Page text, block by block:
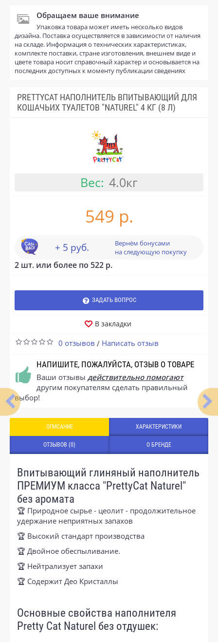
Обращаем ваше внимание
Упаковка товара может иметь несколько видов
дизайна. Поставка осуществляется в зависимости от наличия
на складе. Информация о технических характеристиках,
комплекте поставки, стране изготовления, внешнем виде и
цвете товара носит справочный характер и основывается на
последних доступных к моменту публикации сведениях
PRETTYCAT НАПОЛНИТЕЛЬ ВПИТЫВАЮЩИЙ ДЛЯ
КОШАЧЬИХ ТУАЛЕТОВ "NATUREL" 4 КГ (8 Л)
Вес: 4.0кг
549 р.
+ 5 руб.
Вернём бонусами
на следующую покупку
2 шт. или более по 522 р.
ЗАДАТЬ ВОПРОС
В закладки
0 отзывов / Написать отзыв
НАПИШИТЕ, ПОЖАЛУЙСТА, ОТЗЫВ О ТОВАРЕ
Ваши отзывы действительно помогают
другим покупателям сделать правильный
выбор!
ОПИСАНИЕ ХАРАКТЕРИСТИКИ
ОТЗЫВОВ (0) О БРЕНДЕ
Впитывающий глиняный наполнитель
ПРЕМИУМ класса "PrettyCat Naturel"
без аромата
🏆 Природное сырье - цеолит - продолжительное
удержание неприятных запахов
🏆 Высокий стандарт производства
🏆 Двойное обеспыливание.
🏆 Нейтрализует запахи
🏆 Содержит Део Кристаллы
Основные свойства наполнителя
Pretty Cat Naturel без отдушек: